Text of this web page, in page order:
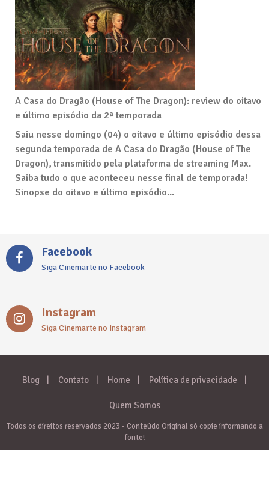
A Casa do Dragão (House of The Dragon): review do oitavo
e último episódio da 2ª temporada
Saiu nesse domingo (04) o oitavo e último episódio dessa
segunda temporada de A Casa do Dragão (House of The
Dragon), transmitido pela plataforma de streaming Max.
Saiba tudo o que aconteceu nesse final de temporada!
Sinopse do oitavo e último episódio...
Facebook
Siga Cinemarte no Facebook
Instagram
Siga Cinemarte no Instagram
Blog Contato Home Política de privacidade
Quem Somos
Todos os direitos reservados 2023 - Conteúdo Original só copie informando a
fonte!